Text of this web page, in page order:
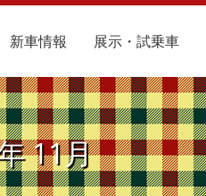
新車情報 展示・試乗車
11月